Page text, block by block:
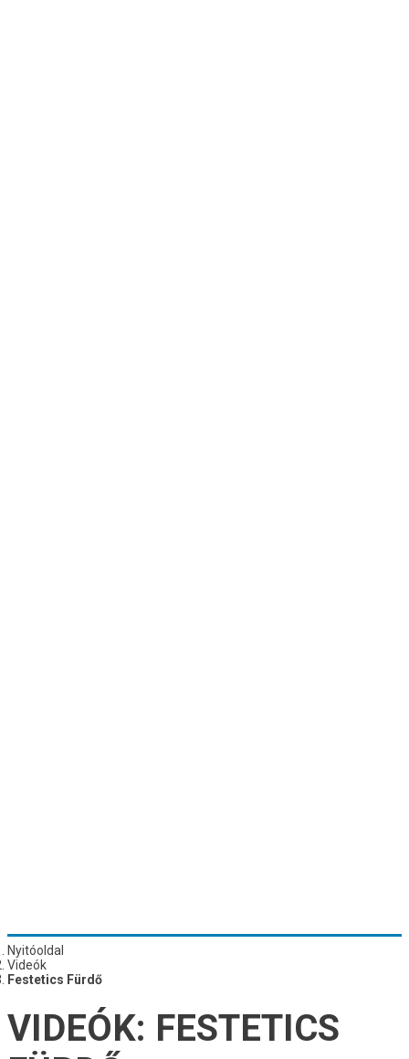
Nyitóoldal
Videók
Festetics Fürdő
VIDEÓK: FESTETICS